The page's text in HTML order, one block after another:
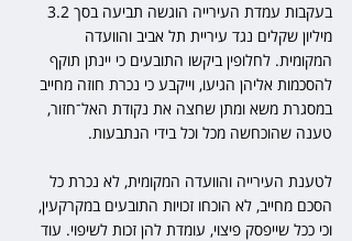
מיליון שקלים נגד עיריית תל אביב והוועדה
המקומית. לחלופין ביקשו התובעים כי יינתן תוקף
להסכמות אליהן הגיעו, וייקבע כי נכרת חוזה מחייב
במסגרת משא ומתן שחצה את נקודת האל־חזור,
טענה שהוכחשה מכל וכל בידי הנתבעות.
לטענת העירייה והוועדה המקומית, לא נכרת כל
הסכם מחייב, לא הוכחו זכויות התובעים במקרקעין,
וכי ככל שייפסק פיצוי, עומדת להן זכות לשיפוי. עוד